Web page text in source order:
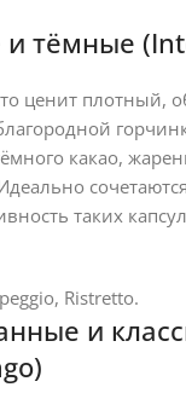
тёмные
ценит плотный,
какао,
таких
Ristretto.
и